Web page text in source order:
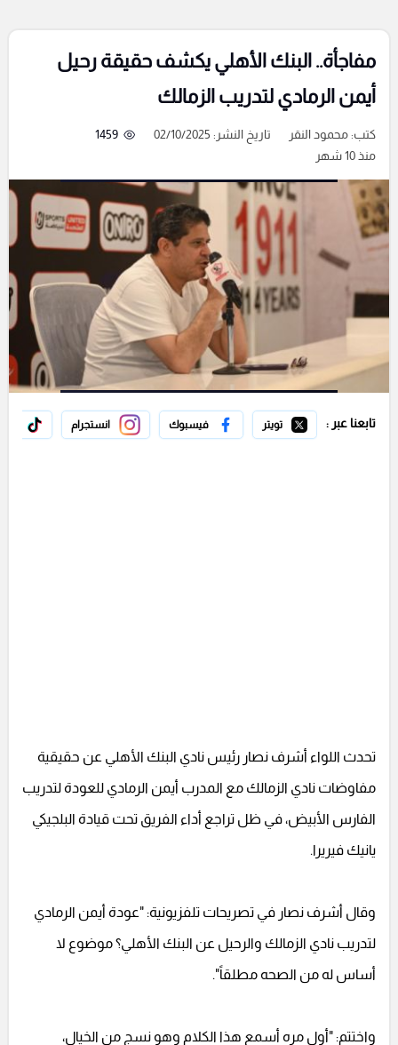
مفاجأة.. البنك الأهلي يكشف حقيقة رحيل
أيمن الرمادي لتدريب الزمالك
كتب:محمود النقر تاريخ النشر: 02/10/2025
1459
منذ 10 شهر
تابعنا عبر : تويتر فيسبوك انستجرام
تحدث اللواء أشرف نصار رئيس نادي البنك الأهلي عن حقيقية
مفاوضات نادي الزمالك مع المدرب أيمن الرمادي للعودة لتدريب
الفارس الأبيض، في ظل تراجع أداء الفريق تحت قيادة البلجيكي
يانيك فيريرا.
وقال أشرف نصار في تصريحات تلفزيونية: "عودة أيمن الرمادي
لتدريب نادي الزمالك والرحيل عن البنك الأهلي؟ موضوع لا
أساس له من الصحه مطلقاً".
واختتم: "أول مره أسمع هذا الكلام وهو نسج من الخيال،